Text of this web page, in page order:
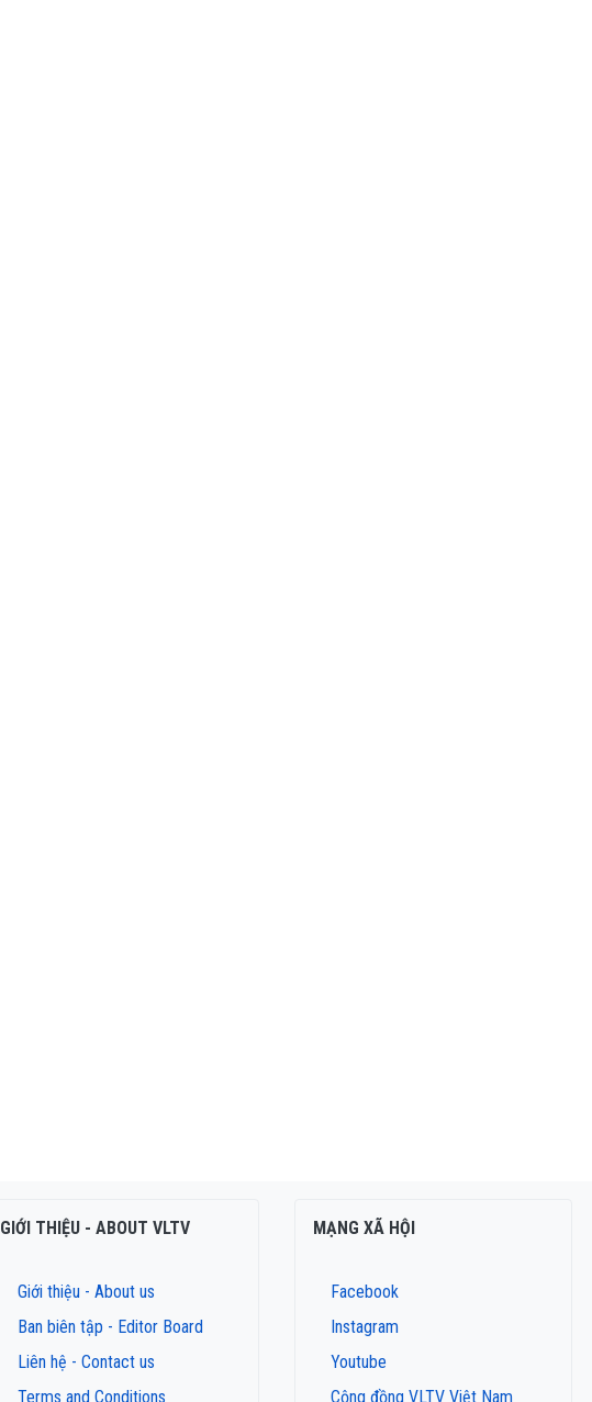
GIỚI THIỆU - ABOUT VLTV
Giới thiệu - About us
Ban biên tập - Editor Board
Liên hệ - Contact us
Terms and Conditions
MẠNG XÃ HỘI
Facebook
Instagram
Youtube
Cộng đồng VLTV Việt Nam